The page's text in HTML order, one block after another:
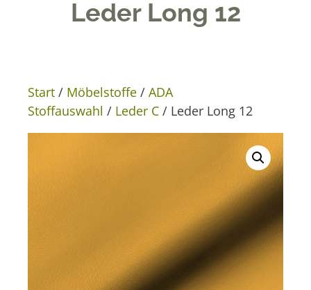
Leder Long 12
Start / Möbelstoffe / ADA
Stoffauswahl / Leder C / Leder Long 12